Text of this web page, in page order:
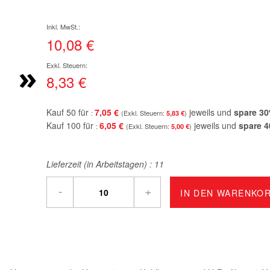
»
10,08 €
8,33 €
Kauf 50 für 7,05 € 5,83 € jeweils und spare 30
Kauf 100 für 6,05 € 5,00 € jeweils und spare
Lieferzeit (in Arbeitstagen) : 11
- + IN DEN